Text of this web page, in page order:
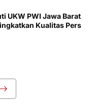
UKW PWI Jawa Barat
Kualitas Pers